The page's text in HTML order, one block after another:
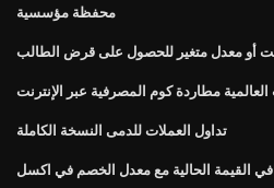
محفظة مؤسسية
أو معدل متغير للحصول على قرض الطالب
تداول العملات للدمى النسخة الكاملة
القيمة الحالية مع معدل الخصم في اكسل